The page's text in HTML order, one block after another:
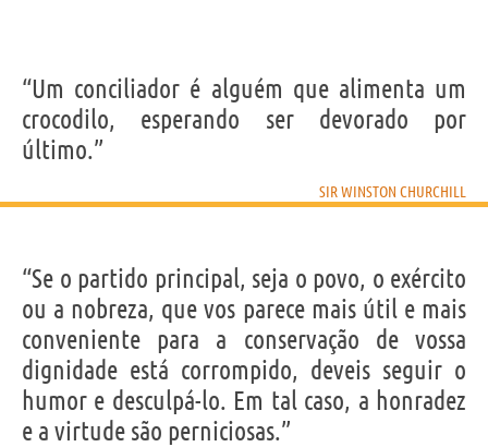
“Um conciliador é alguém que alimenta um
crocodilo, esperando ser devorado por
último.”
SIR WINSTON CHURCHILL
“Se o partido principal, seja o povo, o exército
ou a nobreza, que vos parece mais útil e mais
conveniente para a conservação de vossa
dignidade está corrompido, deveis seguir o
humor e desculpá-lo. Em tal caso, a honradez
e a virtude são perniciosas.”